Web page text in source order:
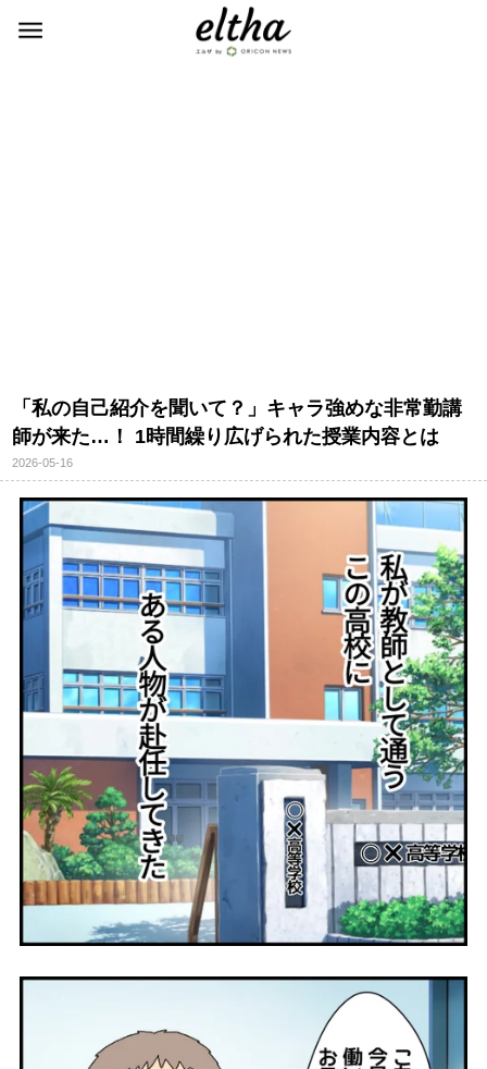
「私の自己紹介を聞いて？」キャラ強めな非常勤講
師が来た…！ 1時間繰り広げられた授業内容とは
2026-05-16